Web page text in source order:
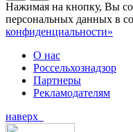
Нажимая на кнопку, Вы
персональных данных в
конфиденциальности»
О нас
Россельхознадзор
Партнеры
Рекламодателям
наверх